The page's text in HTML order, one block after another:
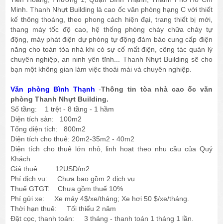
Minh. Thanh Nhựt Building là cao ốc văn phòng hạng C với thiết
kế thông thoáng, theo phong cách hiện đại, trang thiết bị mới,
thang máy tốc độ cao, hệ thống phòng cháy chữa cháy tự
động, máy phát điện dự phòng tự động đảm bảo cung cấp điện
năng cho toàn tòa nhà khi có sự cố mất điện, công tác quản lý
chuyên nghiệp, an ninh yên tĩnh... Thanh Nhựt Building sẽ cho
bạn một không gian làm việc thoải mái và chuyên nghiệp.
Văn phòng Bình Thạnh -Thông tin tòa nhà cao ốc văn
phòng Thanh Nhựt Building.
Số tầng: 1 trệt - 8 tầng - 1 hầm
Diện tích sàn: 100m2
Tổng diện tích: 800m2
Diện tích cho thuê: 20m2-35m2 - 40m2
Diện tích cho thuê lớn nhỏ, linh hoạt theo nhu cầu của Quý
Khách
Giá thuê: 12USD/m2
Phí dịch vụ: Chưa bao gồm 2 dịch vụ
Thuế GTGT: Chưa gồm thuế 10%
Phí gửi xe: Xe máy 4$/xe/tháng; Xe hơi 50 $/xe/tháng.
Thời hạn thuê: Tối thiểu 2 năm
Đặt cọc, thanh toán: 3 tháng - thanh toán 1 tháng 1 lần.